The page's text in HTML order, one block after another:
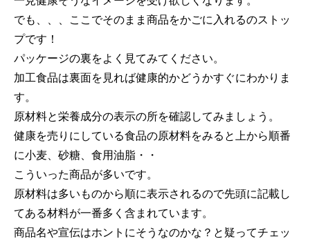
でも、、、ここでそのまま商品をかごに入れるのストッ
プです！
パッケージの裏をよく見てみてください。
加工食品は裏面を見れば健康的かどうかすぐにわかりま
す。
原材料と栄養成分の表示の所を確認してみましょう。
健康を売りにしている食品の原材料をみると上から順番
に小麦、砂糖、食用油脂・・
こういった商品が多いです。
原材料は多いものから順に表示されるので先頭に記載し
てある材料が一番多く含まれています。
商品名や宣伝はホントにそうなのかな？と疑ってチェッ